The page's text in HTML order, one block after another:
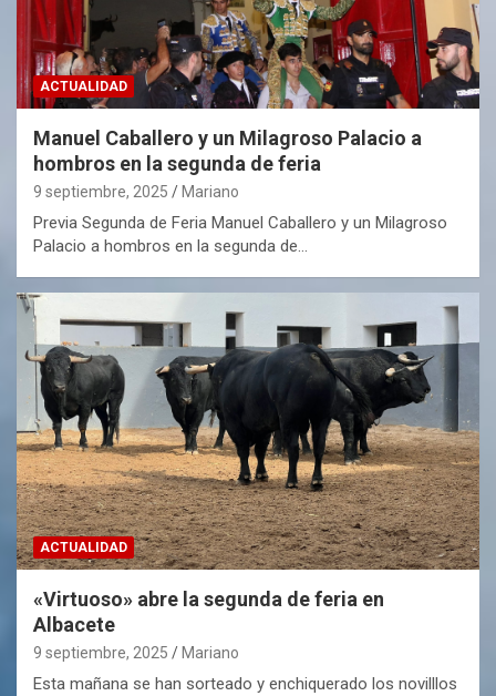
ACTUALIDAD
Manuel Caballero y un Milagroso Palacio a
hombros en la segunda de feria
9 septiembre, 2025 Mariano
Previa Segunda de Feria Manuel Caballero y un Milagroso
Palacio a hombros en la segunda de…
ACTUALIDAD
«Virtuoso» abre la segunda de feria en
Albacete
9 septiembre, 2025 Mariano
Esta mañana se han sorteado y enchiquerado los novilllos